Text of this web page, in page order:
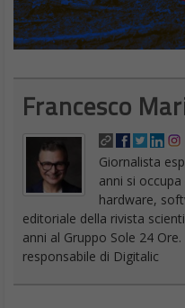
Francesco
Giornalista
anni si
hardware,
editoriale della rivista
anni al Gruppo Sole 24
responsabile di Digitalic